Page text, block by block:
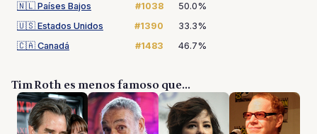
🇳🇱 Países Bajos #1038
50.0%
🇺🇸 Estados Unidos #1390
33.3%
🇨🇦 Canadá #1483 46.7%
Tim Roth es menos famoso que...